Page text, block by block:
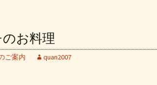
お料理
ご案内 quan2007